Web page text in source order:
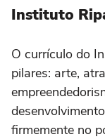
Instituto
O currículo do
pilares: arte,
firmemente no